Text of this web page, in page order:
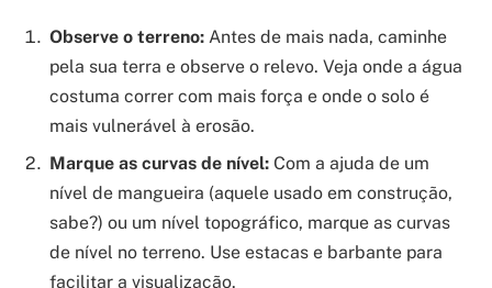
Observe o terreno: Antes de mais nada, caminhe
pela sua terra e observe o relevo. Veja onde a água
costuma correr com mais força e onde o solo é
mais vulnerável à erosão.
Marque as curvas de nível: Com a ajuda de um
nível de mangueira (aquele usado em construção,
sabe?) ou um nível topográfico, marque as curvas
de nível no terreno. Use estacas e barbante para
facilitar a visualização.